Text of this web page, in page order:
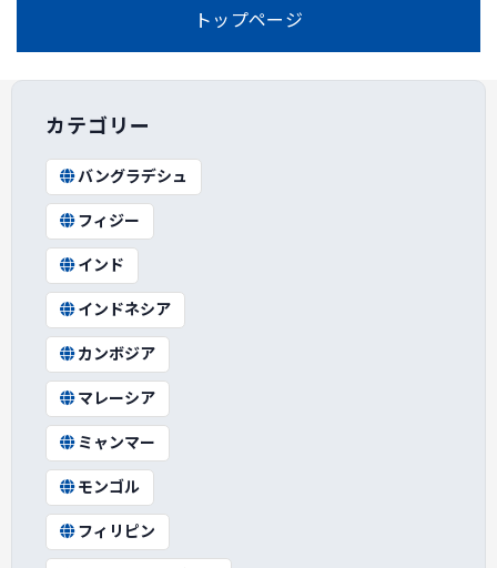
トップページ
カテゴリー
バングラデシュ
フィジー
インド
インドネシア
カンボジア
マレーシア
ミャンマー
モンゴル
フィリピン